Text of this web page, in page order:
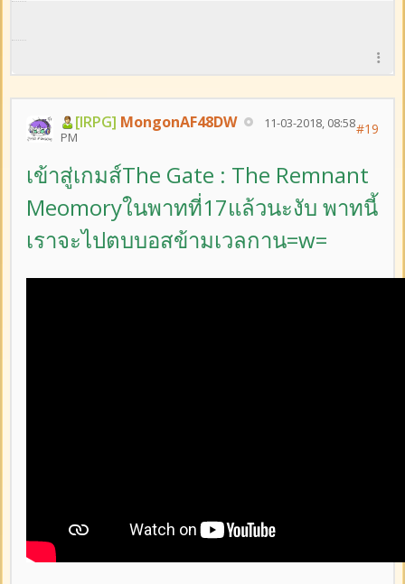
[IRPG] MongonAF48DW
11-03-2018, 08:58
PM
#19
เข้าสู่เกมส์The Gate : The Remnant
Meomoryในพาทที่17แล้วนะงับ พาทนี้
เราจะไปตบบอสข้ามเวลกาน=w=